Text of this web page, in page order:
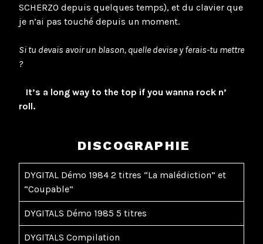
SCHERZO depuis quelques temps), et du clavier que
je n’ai pas touché depuis un moment.
Si tu devais avoir un blason, quelle devise y ferais-tu mettre
?
It’s a long way to the top if you wanna rock n’
roll.
DISCOGRAPHIE
DYGITAL Démo 1984 2 titres “La malédiction” et
“Coupable”
DYGITALS Démo 1985 5 titres
DYGITALS Compilation